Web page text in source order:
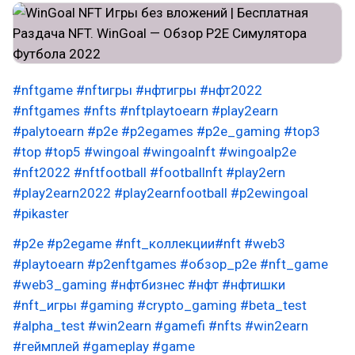
#nftgame #nftигры #нфтигры #нфт2022
#nftgames #nfts #nftplaytoearn #play2earn
#palytoearn #p2e #p2egames #p2e_gaming #top3
#top #top5 #wingoal #wingoalnft #wingoalp2e
#nft2022 #nftfootball #footballnft #play2ern
#play2earn2022 #play2earnfootball #p2ewingoal
#pikaster
#p2e #p2egame #nft_коллекции#nft #web3
#playtoearn #p2enftgames #обзор_p2e #nft_game
#web3_gaming #нфтбизнес #нфт #нфтишки
#nft_игры #gaming #crypto_gaming #beta_test
#alpha_test #win2earn #gamefi #nfts #win2earn
#геймплей #gameplay #game